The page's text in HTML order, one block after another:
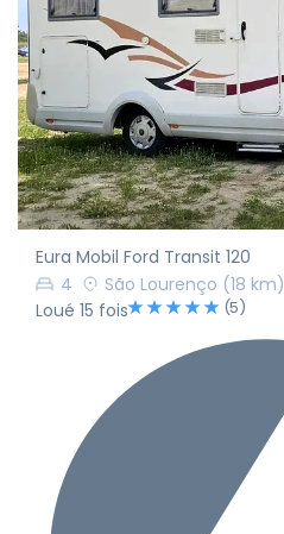
Eura Mobil Ford Transit 120
4
São Lourenço (18 km)
Loué 15 fois
(5)